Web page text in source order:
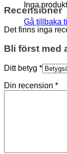
Inga
Gå tillbaka
Recensioner
Det finns inga
Bli först med
Ditt betyg *
Din recension *